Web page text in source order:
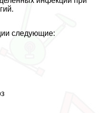
следующие: